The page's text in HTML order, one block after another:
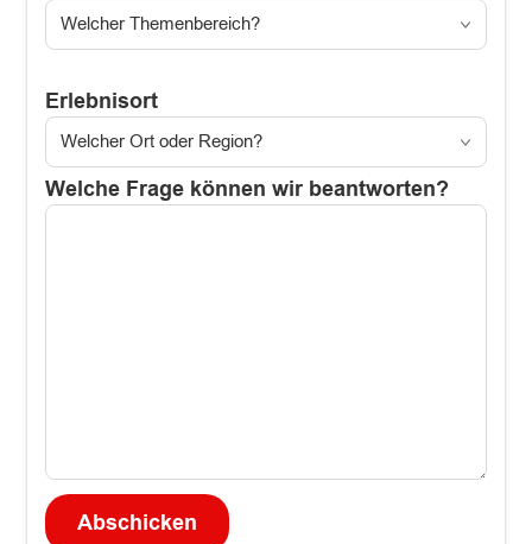
Erlebnisort
Welche Frage können wir beantworten?